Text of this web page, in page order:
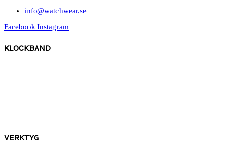
info@watchwear.se
Facebook Instagram
KLOCKBAND
VERKTYG